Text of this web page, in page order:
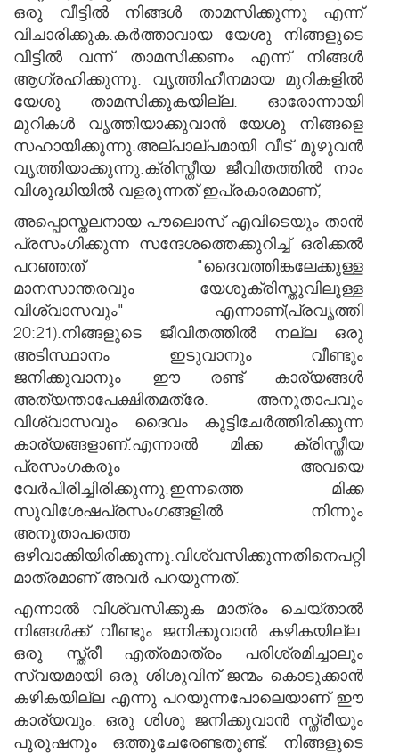
ഒരു വീട്ടില്‍ നിങ്ങള്‍ താമസിക്കുന്നു എന്ന്
വിചാരിക്കുക.കര്‍ത്താവായ യേശു നിങ്ങളുടെ
വീട്ടില്‍ വന്ന് താമസിക്കണം എന്ന് നിങ്ങള്‍
ആഗ്രഹിക്കുന്നു. വൃത്തിഹീനമായ മുറികളില്‍
യേശു താമസിക്കുകയില്ല. ഓരോന്നായി
മുറികള്‍ വൃത്തിയാക്കുവാന്‍ യേശു നിങ്ങളെ
സഹായിക്കുന്നു.അല്പാല്പമായി വീട് മുഴുവന്‍
വൃത്തിയാക്കുന്നു.ക്രിസ്തീയ ജീവിതത്തില്‍ നാം
വിശുദ്ധിയില്‍ വളരുന്നത് ഇപ്രകാരമാണ്,
അപ്പൊസ്തലനായ പൗലൊസ് എവിടെയും താന്‍
പ്രസംഗിക്കുന്ന സന്ദേശത്തെക്കുറിച്ച് ഒരിക്കല്‍
പറഞ്ഞത് "ദൈവത്തിങ്കലേക്കുള്ള
മാനസാന്തരവും യേശുക്രിസ്തുവിലുള്ള
വിശ്വാസവും" എന്നാണ്(പ്രവൃത്തി
20:21).നിങ്ങളുടെ ജീവിതത്തില്‍ നല്ല ഒരു
അടിസ്ഥാനം ഇടുവാനും വീണ്ടും
ജനിക്കുവാനും ഈ രണ്ട് കാര്യങ്ങള്‍
അത്യന്താപേക്ഷിതമത്രേ. അനുതാപവും
വിശ്വാസവും ദൈവം കൂട്ടിചേര്‍ത്തിരിക്കുന്ന
കാര്യങ്ങളാണ്.എന്നാല്‍ മിക്ക ക്രിസ്തീയ
പ്രസംഗകരും അവയെ
വേര്‍പിരിച്ചിരിക്കുന്നു.ഇന്നത്തെ മിക്ക
സുവിശേഷപ്രസംഗങ്ങളില്‍ നിന്നും
അനുതാപത്തെ
ഒഴിവാക്കിയിരിക്കുന്നു.വിശ്വസിക്കുന്നതിനെപറ്റി
മാത്രമാണ് അവര്‍ പറയുന്നത്.
എന്നാല്‍ വിശ്വസിക്കുക മാത്രം ചെയ്താല്‍
നിങ്ങള്‍ക്ക് വീണ്ടും ജനിക്കുവാന്‍ കഴികയില്ല.
ഒരു സ്ത്രീ എത്രമാത്രം പരിശ്രമിച്ചാലും
സ്വയമായി ഒരു ശിശുവിന് ജന്മം കൊടുക്കാന്‍
കഴികയില്ല എന്നു പറയുന്നപോലെയാണ് ഈ
കാര്യവും. ഒരു ശിശു ജനിക്കുവാന്‍ സ്ത്രീയും
പുരുഷനും ഒത്തുചേരേണ്ടതുണ്ട്. നിങ്ങളുടെ